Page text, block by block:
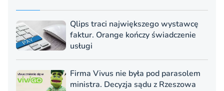
Qlips traci największego wystawcę
faktur. Orange kończy świadczenie
usługi
Firma Vivus nie była pod parasolem
ministra. Decyzja sądu z Rzeszowa